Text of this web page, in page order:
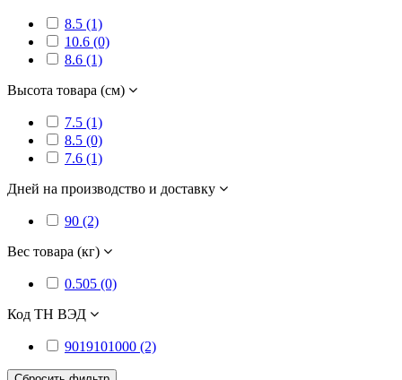
8.5 (1)
10.6 (0)
8.6 (1)
Высота товара (см)
7.5 (1)
8.5 (0)
7.6 (1)
Дней на производство и доставку
90 (2)
Вес товара (кг)
0.505 (0)
Код ТН ВЭД
9019101000 (2)